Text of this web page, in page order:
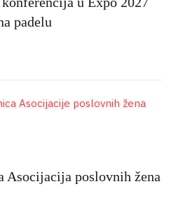
padelu
Asocijacija poslovnih žena